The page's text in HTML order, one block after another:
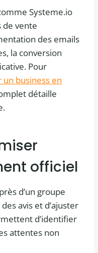
Systeme.io
vente
des emails
la conversion
Pour
un business en
détaille
officiel
d’un groupe
avis et d’ajuster
d’identifier
attentes non